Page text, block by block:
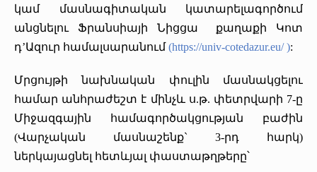
«Հերացի» արհեստակցական կազմակերպություն
«Հերացի» վերլուծական
կամ մասնագիտական կատարելագործում
անցնելու Ֆրանսիայի Նիցցա քաղաքի Կոտ
դ’Ազուր համալսարանում(https://univ-cotedazur.eu/ ):
Մրցույթի նախնական փուլին մասնակցելու
համար անհրաժեշտ է մինչև ս.թ. փետրվարի 7-ը
Միջազգային համագործակցության բաժին
(Վարչական մասնաշենք` 3-րդ հարկ)
ներկայացնել հետևյալ փաստաթղթերը՝